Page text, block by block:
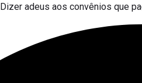
Dizer adeus aos convênios que